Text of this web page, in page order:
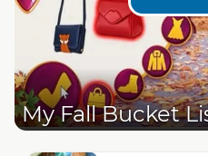
My Fall Bucket